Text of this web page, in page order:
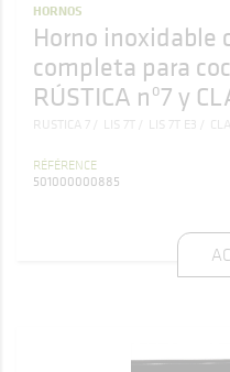
HORNOS
Horno inoxidable
completa para
RÚSTICA nº7 y
RUSTICA 7 LIS 7T LIS 7T E3
RÉFÉRENCE
501000000885